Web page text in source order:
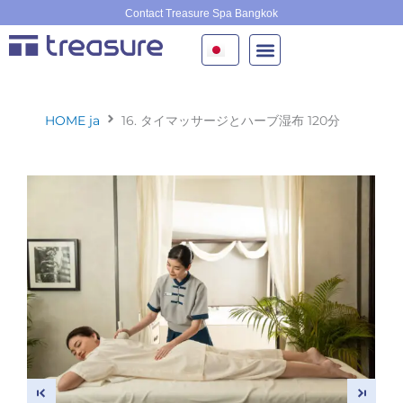
容
を
Contact Treasure Spa Bangkok
HOME ja 16. タイマッサージとハーブ湿布 120分